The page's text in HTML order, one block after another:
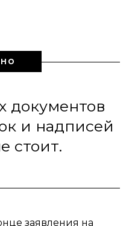
документов
и надписей
стоит.
заявления на